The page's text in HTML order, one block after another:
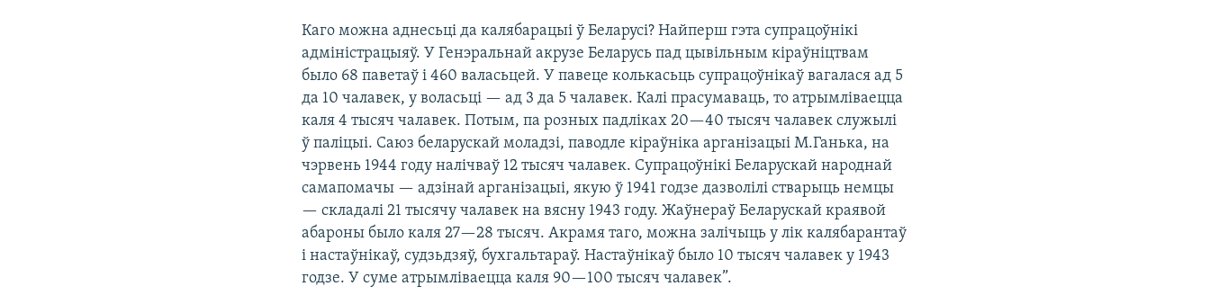
Каго можна аднесьці да калябарацыі ў Беларусі? Найперш гэта супрацоўнікі
адміністрацыяў. У Генэральнай акрузе Беларусь пад цывільным кіраўніцтвам
было 68 паветаў і 460 валасьцей. У павеце колькасьць супрацоўнікаў вагалася ад 5
да 10 чалавек, у воласьці — ад 3 да 5 чалавек. Калі прасумаваць, то атрымліваецца
каля 4 тысяч чалавек. Потым, па розных падліках 20—40 тысяч чалавек служылі
ў паліцыі. Саюз беларускай моладзі, паводле кіраўніка арганізацыі М.Ганька, на
чэрвень 1944 году налічваў 12 тысяч чалавек. Супрацоўнікі Беларускай народнай
самапомачы — адзінай арганізацыі, якую ў 1941 годзе дазволілі стварыць немцы
— складалі 21 тысячу чалавек на вясну 1943 году. Жаўнераў Беларускай краявой
абароны было каля 27—28 тысяч. Акрамя таго, можна залічыць у лік калябарантаў
і настаўнікаў, судзьдзяў, бухгальтараў. Настаўнікаў было 10 тысяч чалавек у 1943
годзе. У суме атрымліваецца каля 90—100 тысяч чалавек”.